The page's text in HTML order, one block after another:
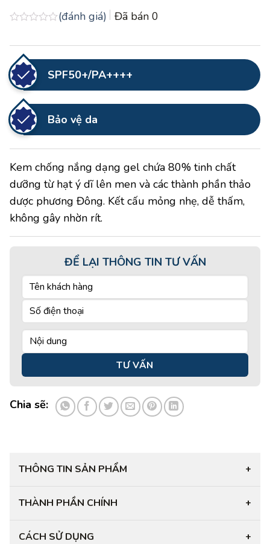
0.0
5
sao
(đánh giá) Đã bán 0
SPF50+/PA++++
Bảo vệ da
Kem chống nắng dạng gel chứa 80% tinh chất
dưỡng từ hạt ý dĩ lên men và các thành phần thảo
dược phương Đông. Kết cấu mỏng nhẹ, dễ thấm,
không gây nhờn rít.
ĐỂ LẠI THÔNG TIN TƯ VẤN
Chia sẽ:
THÔNG TIN SẢN PHẨM +
THÀNH PHẦN CHÍNH +
CÁCH SỬ DỤNG +